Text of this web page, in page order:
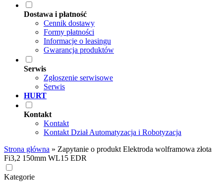
Dostawa i płatność
Cennik dostawy
Formy płatności
Informacje o leasingu
Gwarancja produktów
Serwis
Zgłoszenie serwisowe
Serwis
HURT
Kontakt
Kontakt
Kontakt Dział Automatyzacja i Robotyzacja
Strona główna » Zapytanie o produkt Elektroda wolframowa złota
Fi3,2 150mm WL15 EDR
Kategorie